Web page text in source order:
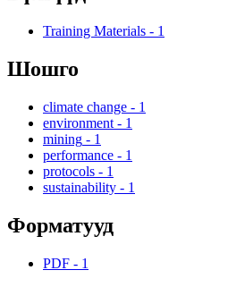
Training Materials - 1
Шошго
climate change - 1
environment - 1
mining - 1
performance - 1
protocols - 1
sustainability - 1
Форматууд
PDF - 1